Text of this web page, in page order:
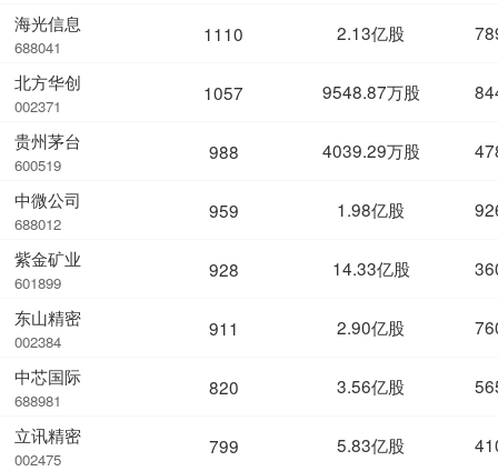
海光信息
688041
北方华创
002371
贵州茅台
600519
中微公司
688012
紫金矿业
601899
东山精密
002384
中芯国际
688981
立讯精密
002475
1110 2.13亿股
1057 9548.87万股
988 4039.29万股
959 1.98亿股
928 14.33亿股
911 2.90亿股
820 3.56亿股
799 5.83亿股